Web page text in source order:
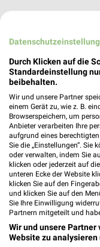
83135
Heute
EDEKA
83115
Heute
534,69
Durch Klicken auf die
Standardeinstellung
beibehalten.
Wir und unsere Partner
einem Gerät zu, wie z. B.
Browserspeichern, um
Anbieter verarbeiten Ihre
aufgrund eines
Sie die „Einstellungen“. Sie
oder verwalten, indem Sie
klicken oder jederzeit auf
unteren Ecke der Website
klicken Sie auf den
und klicken Sie auf den
Sie Ihre Einwilligung
Partnern mitgeteilt und
Wir und unsere
Website zu analysieren